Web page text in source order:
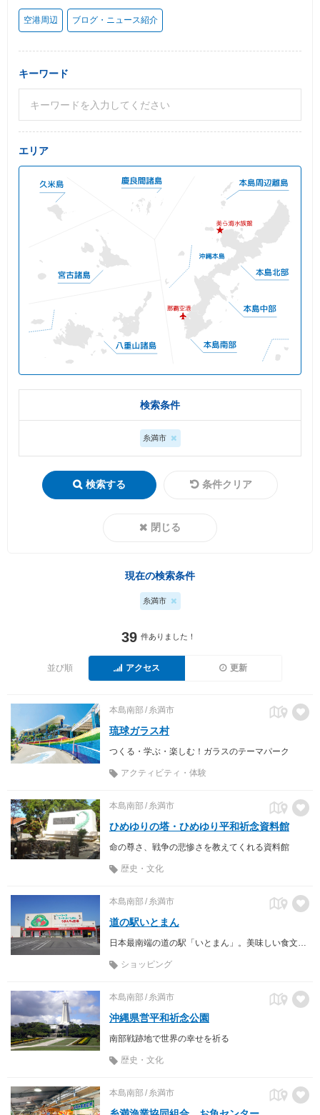
空港周辺 ブログ・ニュース紹介
キーワード
エリア
検索条件
糸満市
検索する 条件クリア
閉じる
現在の検索条件
糸満市
39 件ありました！
並び順 アクセス 更新
本島南部 糸満市
琉球ガラス村
つくる・学ぶ・楽しむ！ガラスのテーマパーク
アクティビティ・体験
本島南部 糸満市
ひめゆりの塔・ひめゆり平和祈念資料館
命の尊さ、戦争の悲惨さを教えてくれる資料館
歴史・文化
本島南部 糸満市
道の駅いとまん
ショッピング
本島南部 糸満市
沖縄県営平和祈念公園
南部戦跡地で世界の幸せを祈る
歴史・文化
本島南部 糸満市